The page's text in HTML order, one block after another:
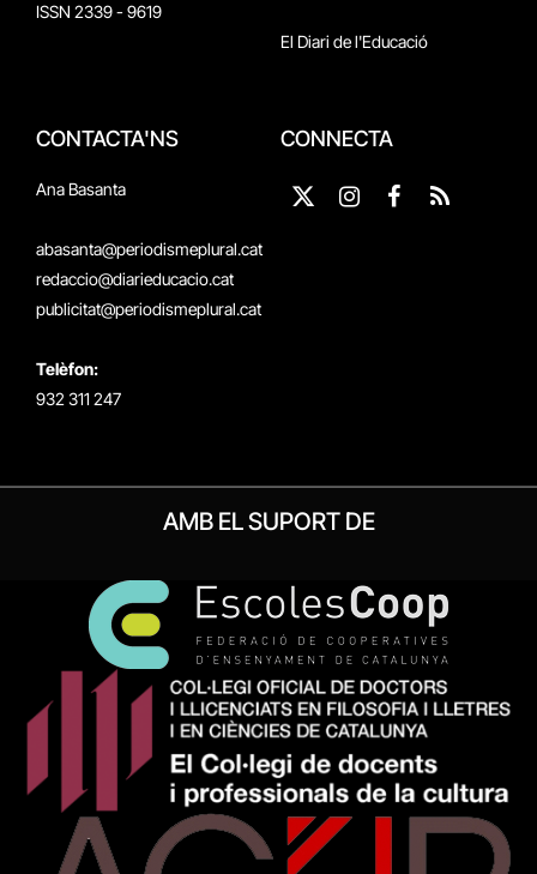
ISSN 2339 - 9619
El Diari de l'Educació
CONTACTA'NS
Ana Basanta
abasanta@periodismeplural.cat
redaccio@diarieducacio.cat
publicitat@periodismeplural.cat
Telèfon:
932 311 247
CONNECTA
X
Instagram
Facebook
RSS
AMB EL SUPORT DE